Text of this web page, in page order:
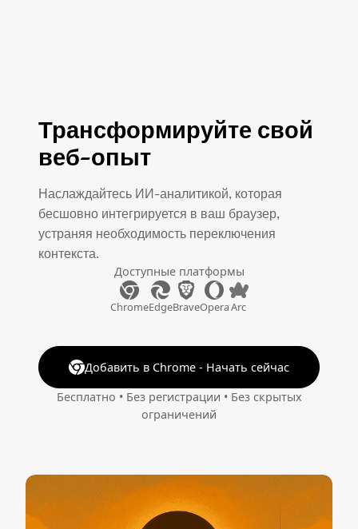
Трансформируйте свой
веб-опыт
Наслаждайтесь ИИ-аналитикой, которая
бесшовно интегрируется в ваш браузер,
устраняя необходимость переключения
контекста.
Доступные платформы
ChromeEdgeBraveOperaArc
Добавить в Chrome - Начать сейчас
Бесплатно • Без регистрации • Без скрытых
ограничений